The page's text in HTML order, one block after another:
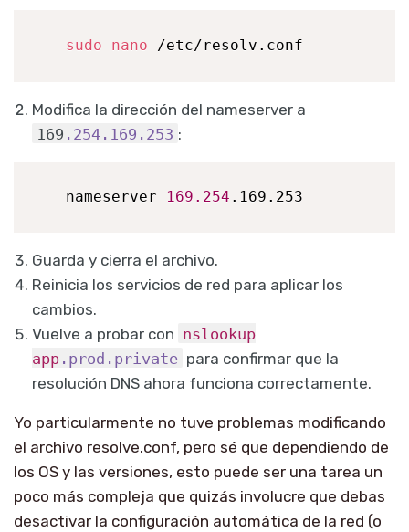
sudo nano /etc/resolv.conf
Modifica la dirección del nameserver a
169 .254 .169 .253 :
   nameserver
169.254 .169.253
Guarda y cierra el archivo.
Reinicia los servicios de red para aplicar los
cambios.
Vuelve a probar con nslookup
app .prod .private para confirmar que la
resolución DNS ahora funciona correctamente.
Yo particularmente no tuve problemas modificando
el archivo resolve.conf, pero sé que dependiendo de
los OS y las versiones, esto puede ser una tarea un
poco más compleja que quizás involucre que debas
desactivar la configuración automática de la red (o